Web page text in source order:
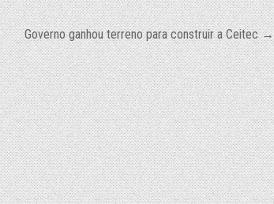
Governo ganhou terreno para construir a Ceitec →